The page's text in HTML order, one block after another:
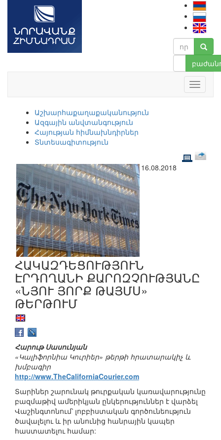
Աշխարհաքաղաքականություն
Ազգային անվտանգություն
Հայության հիմնախնդիրներ
Տնտեսագիտություն
16.08.2018
ՀԱԿԱԶԴԵՑՈՒԹՅՈՒՆ
ԷՐԴՈՂԱՆԻ ՔԱՐՈԶՉՈՒԹՅԱՆԸ
«ՆՅՈՒ ՅՈՐՔ ԹԱՅՄՍ»
ԹԵՐԹՈՒՄ
Հարութ Սասունյան
«Կալիֆորնիա Կուրիեր» թերթի հրատարակիչ և
խմբագիր
http://www.TheCaliforniaCourier.com
Տարիներ շարունակ թուրքական կառավարությունը
բազմաթիվ ամերիկյան ընկերություններ է վարձել
Վաշինգտոնում՝ լոբբիստական գործունեություն
ծավալելու և իր անունից հանրային կապեր
հաստատելու համար: